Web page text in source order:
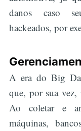
danos caso
hackeados, por
A era do Big
que, por sua vez,
Ao coletar e
máquinas,